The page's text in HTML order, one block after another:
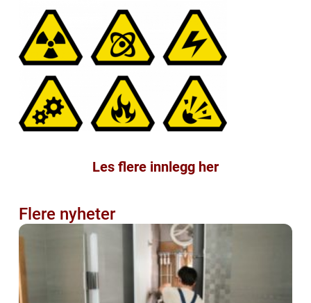
Les flere innlegg her
Flere nyheter